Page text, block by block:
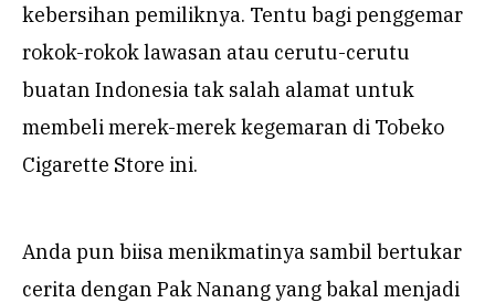
kebersihan pemiliknya. Tentu bagi penggemar
rokok-rokok lawasan atau cerutu-cerutu
buatan Indonesia tak salah alamat untuk
membeli merek-merek kegemaran di Tobeko
Cigarette Store ini.
Anda pun biisa menikmatinya sambil bertukar
cerita dengan Pak Nanang yang bakal menjadi